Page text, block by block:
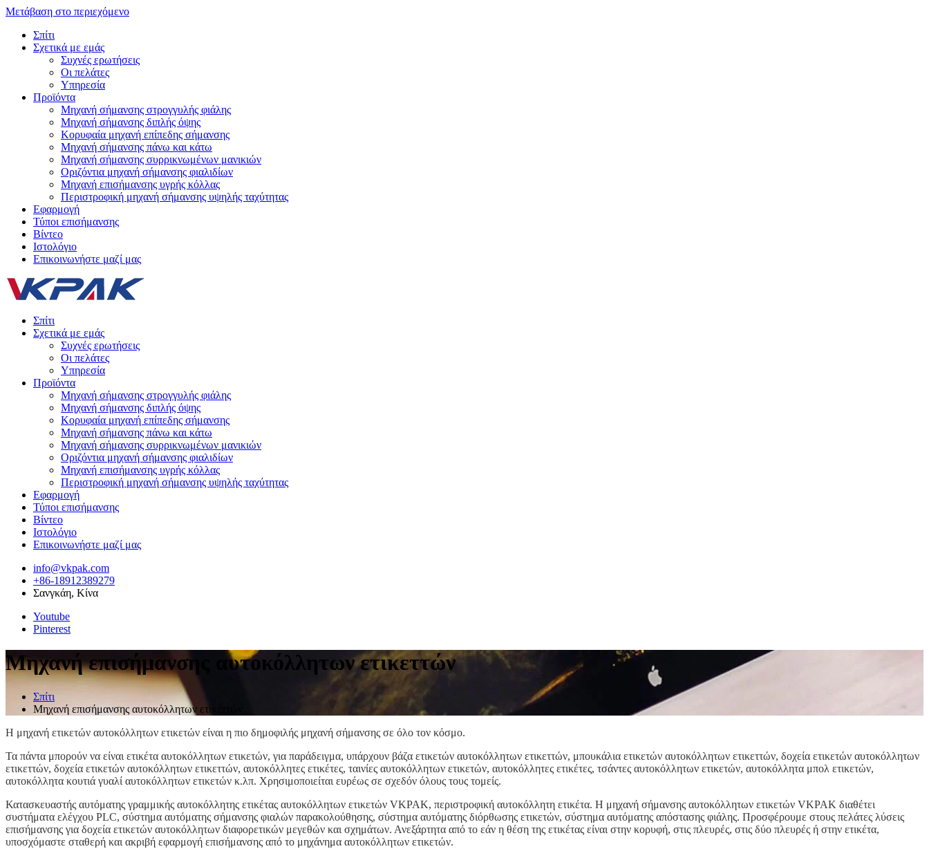
Μετάβαση στο περιεχόμενο
Σπίτι
Σχετικά με εμάς
Συχνές ερωτήσεις
Οι πελάτες
Υπηρεσία
Προϊόντα
Μηχανή σήμανσης στρογγυλής φιάλης
Μηχανή σήμανσης διπλής όψης
Κορυφαία μηχανή επίπεδης σήμανσης
Μηχανή σήμανσης πάνω και κάτω
Μηχανή σήμανσης συρρικνωμένων μανικιών
Οριζόντια μηχανή σήμανσης φιαλιδίων
Μηχανή επισήμανσης υγρής κόλλας
Περιστροφική μηχανή σήμανσης υψηλής ταχύτητας
Εφαρμογή
Τύποι επισήμανσης
Βίντεο
Ιστολόγιο
Επικοινωνήστε μαζί μας
Σπίτι
Σχετικά με εμάς
Συχνές ερωτήσεις
Οι πελάτες
Υπηρεσία
Προϊόντα
Μηχανή σήμανσης στρογγυλής φιάλης
Μηχανή σήμανσης διπλής όψης
Κορυφαία μηχανή επίπεδης σήμανσης
Μηχανή σήμανσης πάνω και κάτω
Μηχανή σήμανσης συρρικνωμένων μανικιών
Οριζόντια μηχανή σήμανσης φιαλιδίων
Μηχανή επισήμανσης υγρής κόλλας
Περιστροφική μηχανή σήμανσης υψηλής ταχύτητας
Εφαρμογή
Τύποι επισήμανσης
Βίντεο
Ιστολόγιο
Επικοινωνήστε μαζί μας
info@vkpak.com
+86-18912389279
Σανγκάη, Κίνα
Youtube
Pinterest
Μηχανή επισήμανσης αυτοκόλλητων ετικεττών
Σπίτι
Μηχανή επισήμανσης αυτοκόλλητων ετικεττών
Η μηχανή ετικετών αυτοκόλλητων ετικετών είναι η πιο δημοφιλής μηχανή σήμανσης σε όλο τον κόσμο.
Τα πάντα μπορούν να είναι ετικέτα αυτοκόλλητων ετικετών, για παράδειγμα, υπάρχουν βάζα ετικετών αυτοκόλλητων ετικεττών, μπουκάλια ετικετών αυτοκόλλητων ετικεττών, δοχεία ετικετών αυτοκόλλητων
ετικεττών, δοχεία ετικετών αυτοκόλλητων ετικεττών, αυτοκόλλητες ετικέτες, ταινίες αυτοκόλλητων ετικετών, αυτοκόλλητες ετικέτες, τσάντες αυτοκόλλητων ετικετών, αυτοκόλλητα μπολ ετικετών,
αυτοκόλλητα κουτιά γυαλί αυτοκόλλητων ετικετών κ.λπ. Χρησιμοποιείται ευρέως σε σχεδόν όλους τους τομείς.
Κατασκευαστής αυτόματης γραμμικής αυτοκόλλητης ετικέτας αυτοκόλλητων ετικετών VKPAK, περιστροφική αυτοκόλλητη ετικέτα. Η μηχανή σήμανσης αυτοκόλλητων ετικετών VKPAK διαθέτει
συστήματα ελέγχου PLC, σύστημα αυτόματης σήμανσης φιαλών παρακολούθησης, σύστημα αυτόματης διόρθωσης ετικετών, σύστημα αυτόματης απόστασης φιάλης. Προσφέρουμε στους πελάτες λύσεις
επισήμανσης για δοχεία ετικετών αυτοκόλλητων διαφορετικών μεγεθών και σχημάτων. Ανεξάρτητα από το εάν η θέση της ετικέτας είναι στην κορυφή, στις πλευρές, στις δύο πλευρές ή στην ετικέτα,
υποσχόμαστε σταθερή και ακριβή εφαρμογή επισήμανσης από το μηχάνημα αυτοκόλλητων ετικετών.